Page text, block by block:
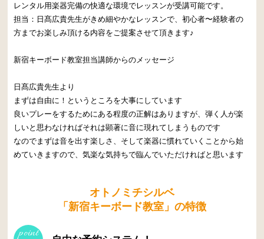
レンタル用楽器完備の快適な環境でレッスンが受講可能です。
担当：日髙広貴先生がきめ細やかなレッスンで、初心者〜経験者の
方までお楽しみ頂ける内容をご提案させて頂きます♪
新宿キーボード教室担当講師からのメッセージ
日髙広貴先生より
まずは自由に！というところを大事にしています
良いプレーをするためにある程度の正解はありますが、弾く人が楽
しいと思わなければそれは顕著に音に現れてしまうものです
なのでまずは音を出す楽しさ、そして楽器に慣れていくことから始
めていきますので、気楽な気持ちで臨んでいただければと思います
オトノミチシルベ
「新宿キーボード教室」の特徴
point